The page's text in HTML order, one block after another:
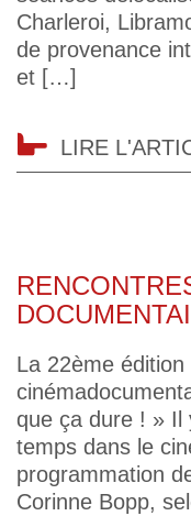
Charleroi,
de provenance
et […]
LIRE
La 22ème
que ça dure ! » Il
temps dans le
programmation
Corinne Bopp,